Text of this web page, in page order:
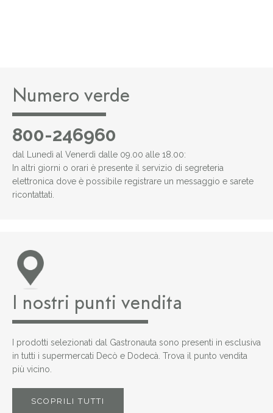
Numero verde
800-246960
dal Lunedì al Venerdì dalle 09.00 alle 18.00:
In altri giorni o orari è presente il servizio di segreteria
elettronica dove è possibile registrare un messaggio e sarete
ricontattati.
I nostri punti vendita
I prodotti selezionati dal Gastronauta sono presenti in esclusiva
in tutti i supermercati Decò e Dodecà. Trova il punto vendita
più vicino.
SCOPRILI TUTTI